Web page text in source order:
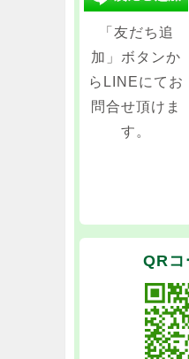
「友だち追
加」ボタンか
らLINEにてお
問合せ頂けま
す。
QRコ